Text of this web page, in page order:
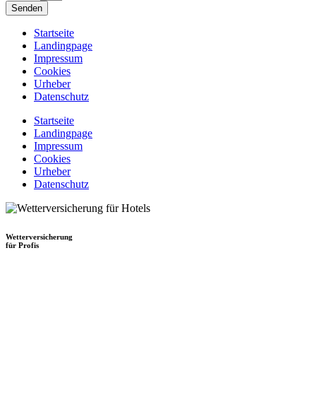
Senden
Startseite
Landingpage
Impressum
Cookies
Urheber
Datenschutz
Startseite
Landingpage
Impressum
Cookies
Urheber
Datenschutz
Wetterversicherung
für Profis